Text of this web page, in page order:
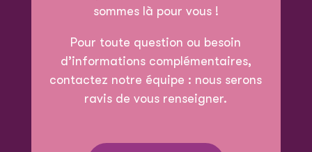
sommes là pour vous !
Pour toute question ou besoin
d’informations complémentaires,
contactez notre équipe : nous serons
ravis de vous renseigner.